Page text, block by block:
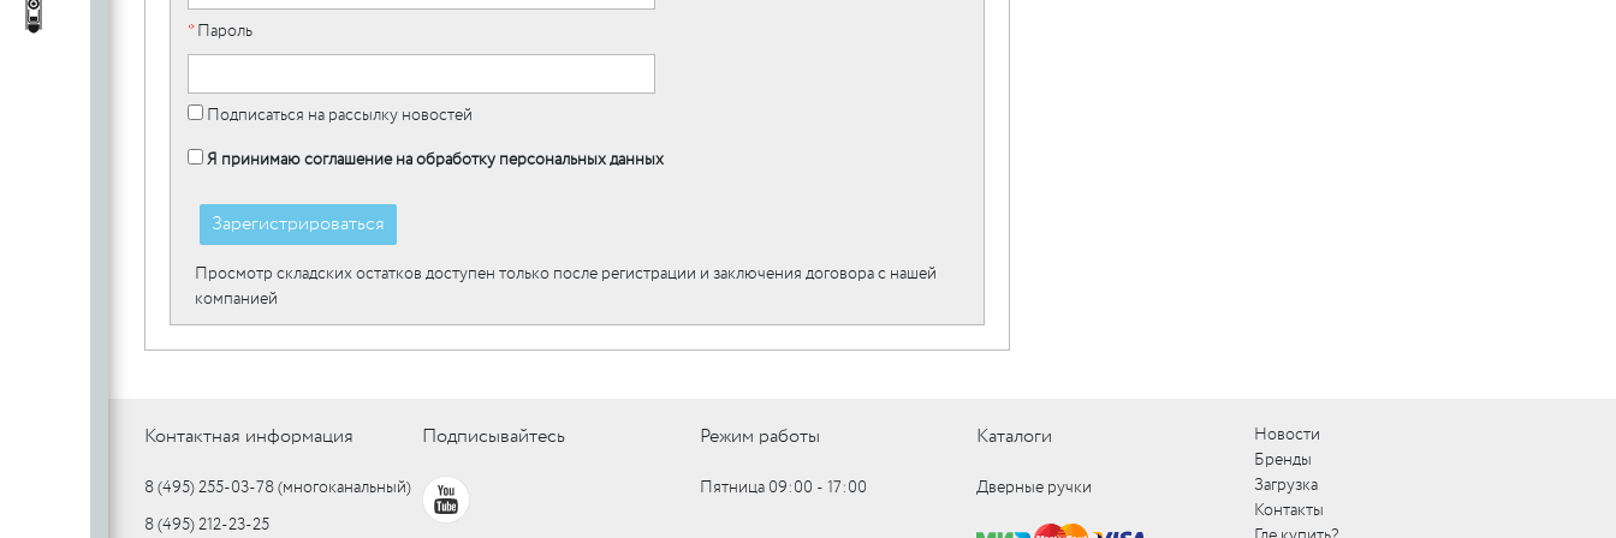
стеклянных
c
профильных
дверей
Автопороги
*Пароль
Подписаться на рассылку новостей
Я принимаю соглашение на обработку персональных данных
Зарегистрироваться
Просмотр складских остатков доступен только после регистрации и заключения договора с нашей
компанией
Контактная информация
8 (495) 255-03-78(многоканальный)
8 (495) 212-23-25
Подписывайтесь Режим работы
Пятница 09:00 ‑ 17:00
Каталоги
Дверные ручки
Новости
Бренды
Загрузка
Контакты